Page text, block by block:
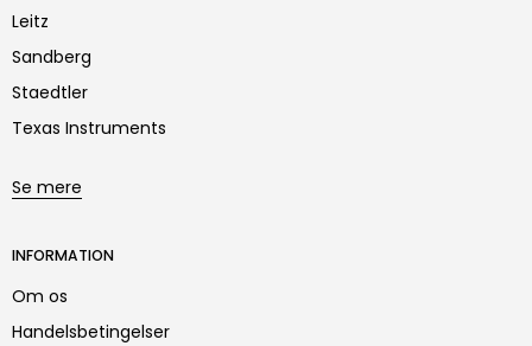
Leitz
Sandberg
Staedtler
Texas Instruments
Se mere
INFORMATION
Om os
Handelsbetingelser